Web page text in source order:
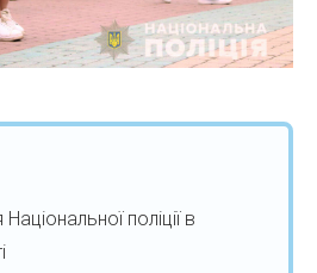
поліції в